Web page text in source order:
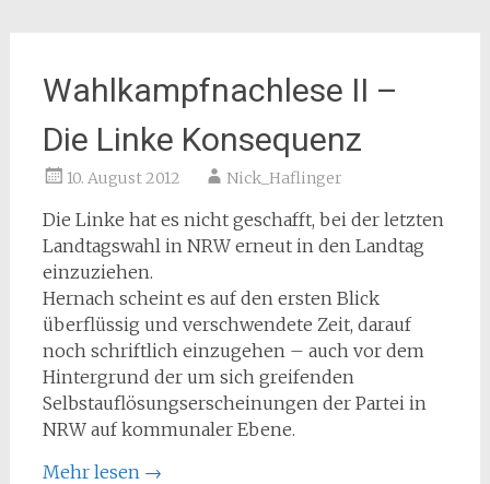
Wahlkampfnachlese II –
Die Linke Konsequenz
10. August 2012 Nick_Haflinger
Die Linke hat es nicht geschafft, bei der letzten
Landtagswahl in NRW erneut in den Landtag
einzuziehen.
Hernach scheint es auf den ersten Blick
überflüssig und verschwendete Zeit, darauf
noch schriftlich einzugehen – auch vor dem
Hintergrund der um sich greifenden
Selbstauflösungserscheinungen der Partei in
NRW auf kommunaler Ebene.
Mehr lesen →